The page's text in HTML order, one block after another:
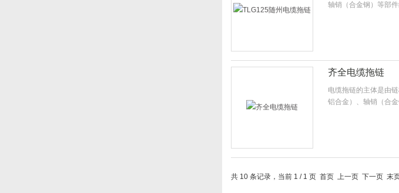
轴销（合金钢）等部
齐全电缆拖链
电缆拖链的主体是由
铝合金）、轴销（合
共 10 条记录，当前 1 / 1 页 首页 上一页 下一页 末